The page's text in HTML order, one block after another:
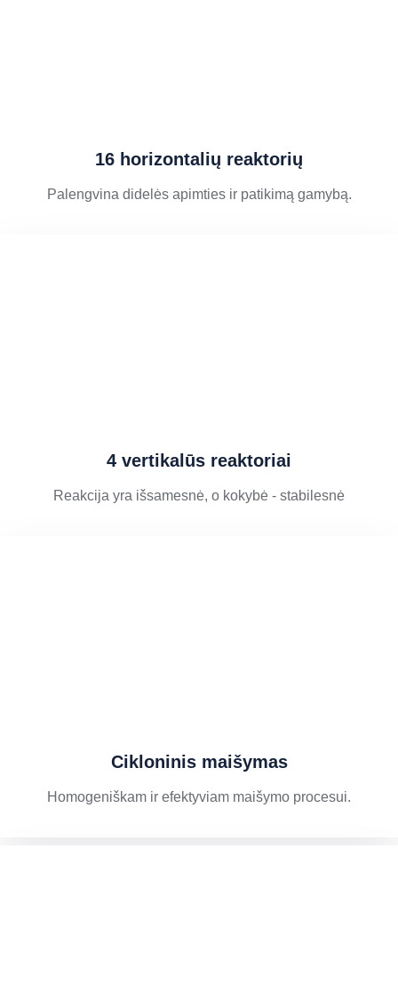
16 horizontalių reaktorių
Palengvina didelės apimties ir patikimą gamybą.
4 vertikalūs reaktoriai
Reakcija yra išsamesnė, o kokybė - stabilesnė
Cikloninis maišymas
Homogeniškam ir efektyviam maišymo procesui.